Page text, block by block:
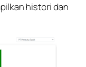
histori dan